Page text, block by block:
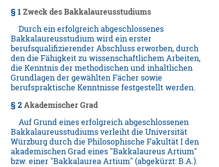
§ 1 Zweck des Bakkalaureusstudiums
Durch ein erfolgreich abgeschlossenes
Bakkalaureusstudium wird ein erster
berufsqualifizierender Abschluss erworben, durch
den die Fähigkeit zu wissenschaftlichem Arbeiten,
die Kenntnis der methodischen und inhaltlichen
Grundlagen der gewählten Fächer sowie
berufspraktische Kenntnisse festgestellt werden.
§ 2 Akademischer Grad
Auf Grund eines erfolgreich abgeschlossenen
Bakkalaureusstudiums verleiht die Universität
Würzburg durch die Philosophische Fakultät I den
akademischen Grad eines "Bakkalaureus Artium"
bzw. einer "Bakkalaurea Artium" (abgekürzt: B.A.).